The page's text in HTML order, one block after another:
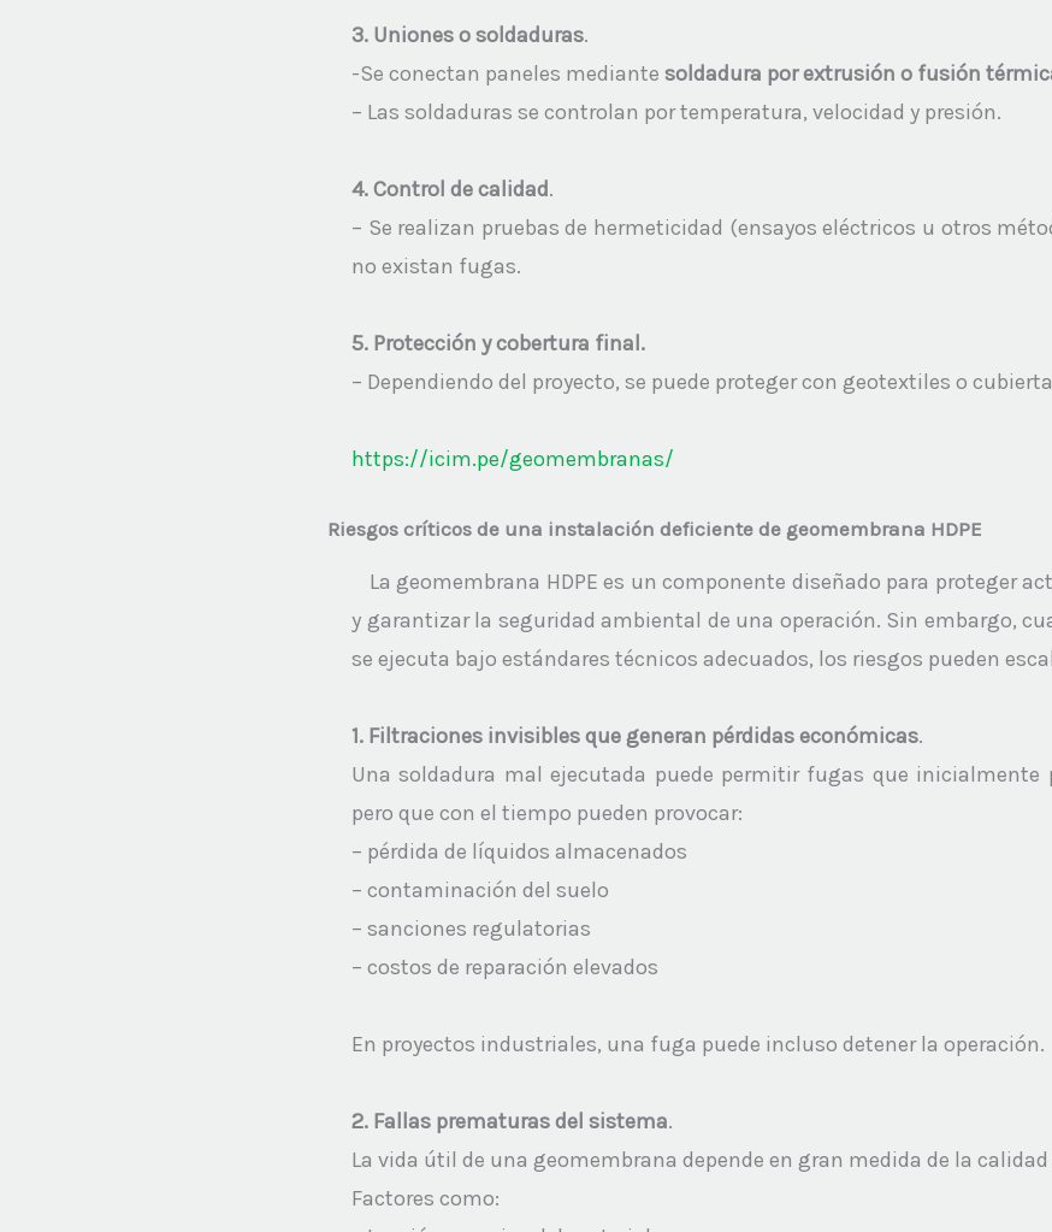
3. Uniones o soldaduras.
-Se conectan paneles mediantesoldadura por extrusión o fusión
– Las soldaduras se controlan por temperatura, velocidad y presión.
4. Control de calidad.
– Se realizan pruebas de hermeticidad (ensayos eléctricos u otros
no existan fugas.
5. Protección y cobertura final.
– Dependiendo del proyecto, se puede proteger con geotextiles o
https://icim.pe/geomembranas/
Riesgos críticos de una instalación deficiente de geomembrana HDPE
La geomembrana HDPE es un componente diseñado para proteger
y garantizar la seguridad ambiental de una operación. Sin embargo,
se ejecuta bajo estándares técnicos adecuados, los riesgos pueden
1. Filtraciones invisibles que generan pérdidas económicas.
Una soldadura mal ejecutada puede permitir fugas que inicialmente
pero que con el tiempo pueden provocar:
– pérdida de líquidos almacenados
– contaminación del suelo
– sanciones regulatorias
– costos de reparación elevados
En proyectos industriales, una fuga puede incluso detener la operación.
2. Fallas prematuras del sistema.
La vida útil de una geomembrana depende en gran medida de la
Factores como: